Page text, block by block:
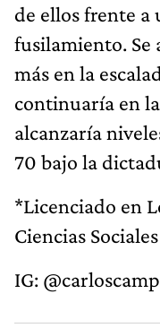
de ellos frente a
fusilamiento. Se
más en la
continuaría en
alcanzaría
70 bajo la
*Licenciado en
Ciencias
IG: